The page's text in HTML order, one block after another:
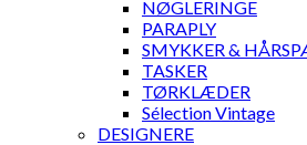
NØGLERINGE
PARAPLY
SMYKKER &
TASKER
TØRKLÆDER
Sélection Vintage
DESIGNERE